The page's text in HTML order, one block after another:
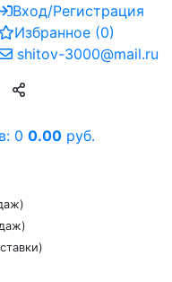
Вход/Регистрация
Избранное (0)
shitov-3000@mail.ru
0 0.00 руб.